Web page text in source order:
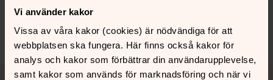
Vi använder kakor
Vissa av våra kakor (cookies) är nödvändiga för att
webbplatsen ska fungera. Här finns också kakor för
analys och kakor som förbättrar din användarupplevelse,
samt kakor som används för marknadsföring och när vi
mora.forsamling@svenskakyrkan.se
Dela
Tillbaka till toppen
Tillbaka till innehållet